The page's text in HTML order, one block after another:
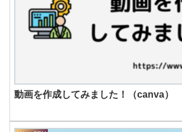
動画を作成してみました！（canva）